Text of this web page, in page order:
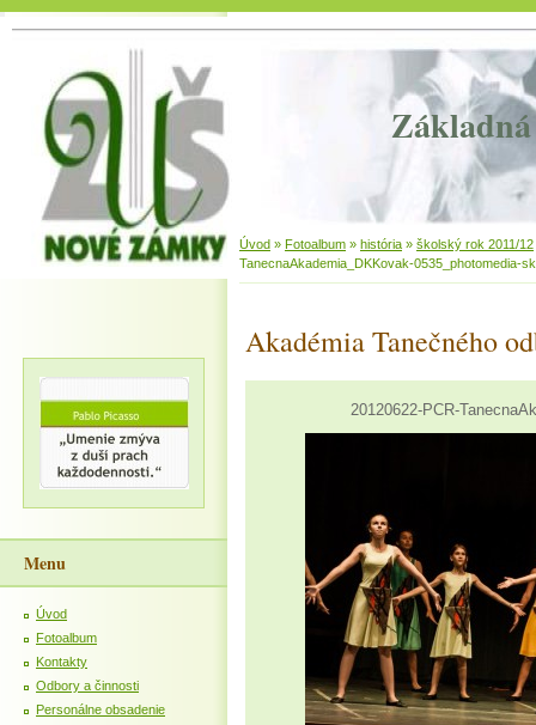
Základná
Úvod » Fotoalbum » história » školský rok 2011/12
TanecnaAkademia_DKKovak-0535_photomedia-sk
Akadémia Tanečného
20120622-PCR-
Menu
Úvod
Fotoalbum
Kontakty
Odbory a činnosti
Personálne obsadenie